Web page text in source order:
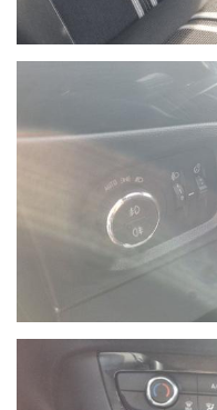
Queste informazioni